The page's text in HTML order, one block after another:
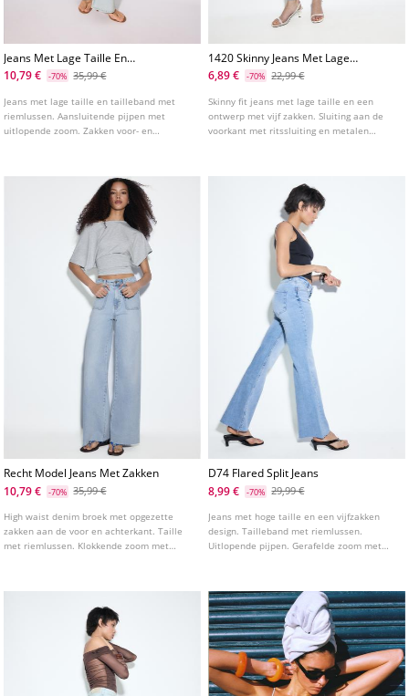
Jeans Met Lage Taille En
Stikselzakken
10,79 € -70% 35,99 €
Jeans met lage taille en tailleband met
riemlussen. Aansluitende pijpen met
uitlopende zoom. Zakken voor- en
1420 Skinny Jeans Met Lage
Taille
6,89 € -70% 22,99 €
Skinny fit jeans met lage taille en een
ontwerp met vijf zakken. Sluiting aan de
voorkant met ritssluiting en metalen
op het bovenbeen en de enkel
Recht Model Jeans Met Zakken
10,79 €
-70% 35,99 €
High waist denim broek met opgezette
zakken aan de voor en achterkant. Taille
met riemlussen. Klokkende zoom met
Verkrijgbaar in meerdere kleuren.
D74 Flared Split Jeans
8,99 €
-70% 29,99 €
Jeans met hoge taille en een vijfzakken
design. Tailleband met riemlussen.
Uitlopende pijpen. Gerafelde zoom met
meerdere kleuren.